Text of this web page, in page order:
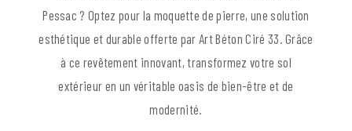
Pessac ? Optez pour la moquette de pierre, une solution
esthétique et durable offerte par Art Béton Ciré 33. Grâce
à ce revêtement innovant, transformez votre sol
extérieur en un véritable oasis de bien-être et de
modernité.